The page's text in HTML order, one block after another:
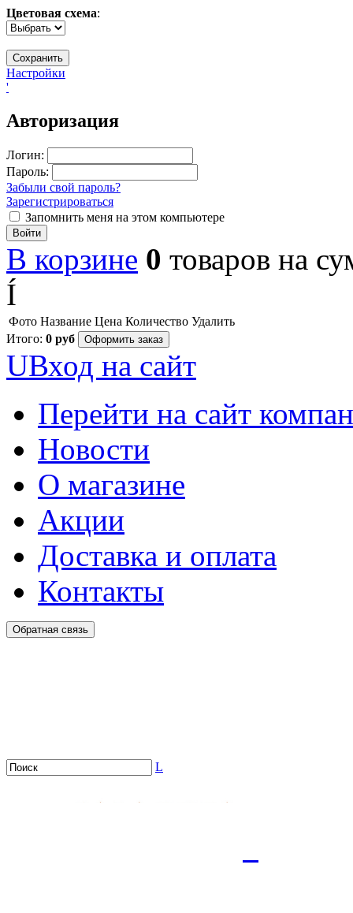
Цветовая схема:
Настройки
'
Авторизация
Логин:
Пароль:
Забыли свой пароль?
Зарегистрироваться
Запомнить меня на этом компьютере
Войти
В корзине 0 товаров на
Í
Фото Название Цена Количество Удалить
Итого: 0 руб Оформить заказ
UВход на сайт
Перейти на сайт
Новости
О магазине
Акции
Доставка и оплата
Контакты
Обратная связь
L